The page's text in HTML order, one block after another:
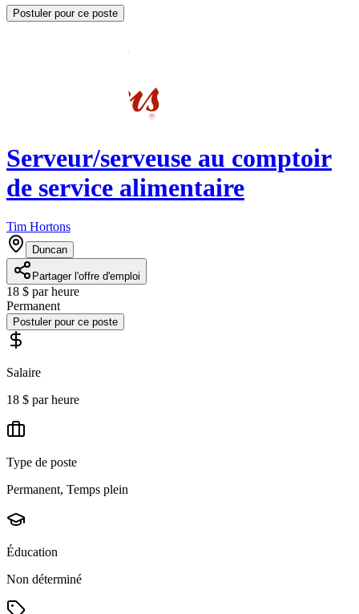
Postuler pour ce poste
Serveur/serveuse au comptoir
de service alimentaire
Tim Hortons
Duncan
Partager l'offre d'emploi
18 $ par heure
Permanent
Postuler pour ce poste
Salaire
18 $ par heure
Type de poste
Permanent, Temps plein
Éducation
Non déterminé